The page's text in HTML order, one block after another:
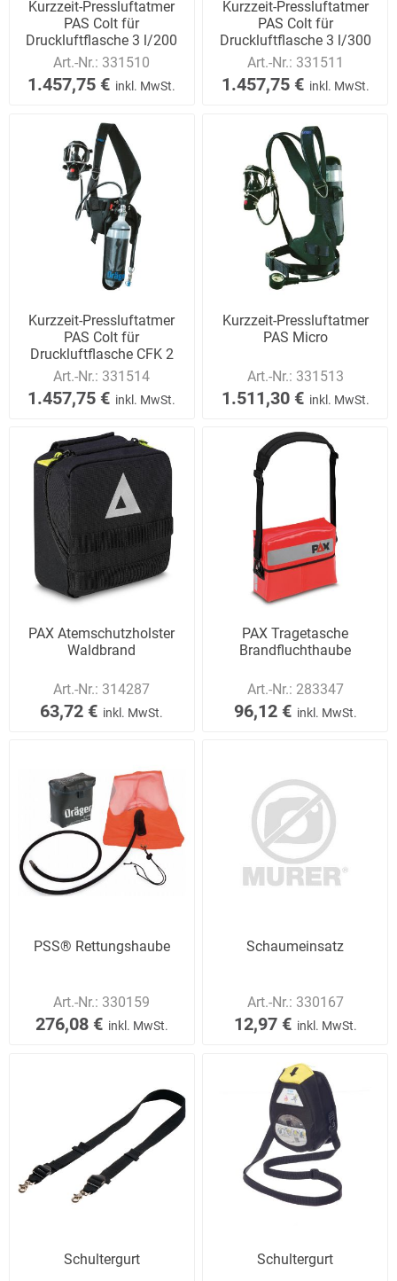
Kurzzeit-Pressluftatmer
PAS Colt für
Druckluftflasche 3 l/200
bar
Art.-Nr.: 331510
1.457,75 € inkl. MwSt.
Kurzzeit-Pressluftatmer
PAS Colt für
Druckluftflasche 3 l/300
bar
Art.-Nr.: 331511
1.457,75 € inkl. MwSt.
Kurzzeit-Pressluftatmer
PAS Colt für
Druckluftflasche CFK 2
l/300 bar
Art.-Nr.: 331514
1.457,75 € inkl. MwSt.
Kurzzeit-Pressluftatmer
PAS Micro
Art.-Nr.: 331513
1.511,30 € inkl. MwSt.
PAX Atemschutzholster
Waldbrand
Art.-Nr.: 314287
63,72 € inkl. MwSt.
PAX Tragetasche
Brandfluchthaube
Art.-Nr.: 283347
96,12 € inkl. MwSt.
PSS® Rettungshaube
Art.-Nr.: 330159
276,08 € inkl. MwSt.
Schaumeinsatz
Art.-Nr.: 330167
12,97 € inkl. MwSt.
Schultergurt Schultergurt